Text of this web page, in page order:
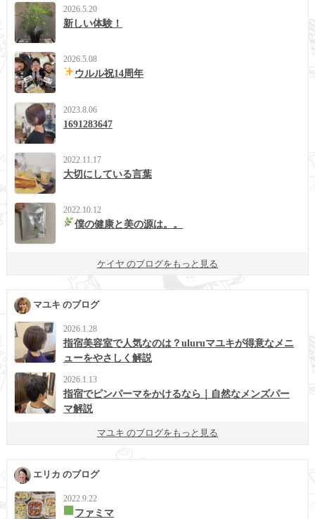
2026.5.20
新しい体験！
2026.5.08
ウルル祝14周年
2023.8.06
1691283647
2022.11.17
大切にしている言葉
2022.10.12
僕の健康と美の源は。。
ケイヤ のブログをもっと見る
マユキ のブログ
2026.1.28
指宿美容室で人気なのは？uluruマユキが得意なメニ
ューをやさしく解説
2026.1.13
指宿でピンパーマをかけるなら｜自然なメンズパー
マ解説
マユキ のブログをもっと見る
エリカ のブログ
2022.9.22
ファミマ